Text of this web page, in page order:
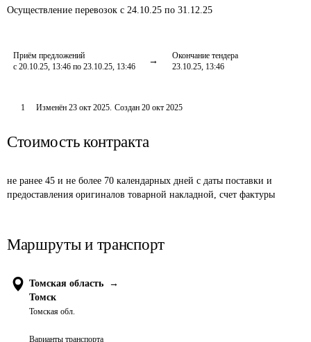
Осуществление перевозок с 24.10.25 по 31.12.25
Приём предложений
с 20.10.25, 13:46 по 23.10.25, 13:46
Окончание тендера
23.10.25, 13:46
1 Изменён 23 окт 2025. Создан 20 окт 2025
Стоимость контракта
не ранее 45 и не более 70 календарных дней с даты поставки и
предоставления оригиналов товарной накладной, счет фактуры
Маршруты и транспорт
Томская область
→
Томск
Томская обл.
Варианты транспорта